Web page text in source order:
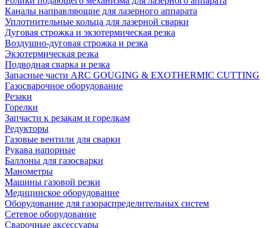
Каналы направляющие для лазерного аппарата
Уплотнительные кольца для лазерной сварки
Дуговая строжка и экзотермическая резка
Воздушно-дуговая строжка и резка
Экзотермическая резка
Подводная сварка и резка
Запасные части ARC GOUGING & EXOTHERMIC CUTTING
Газосварочное оборудование
Резаки
Горелки
Запчасти к резакам и горелкам
Редукторы
Газовые вентили для сварки
Рукава напорные
Баллоны для газосварки
Манометры
Машины газовой резки
Медицинское оборудование
Оборудование для газораспределительных систем
Сетевое оборудование
Сварочные аксессуары